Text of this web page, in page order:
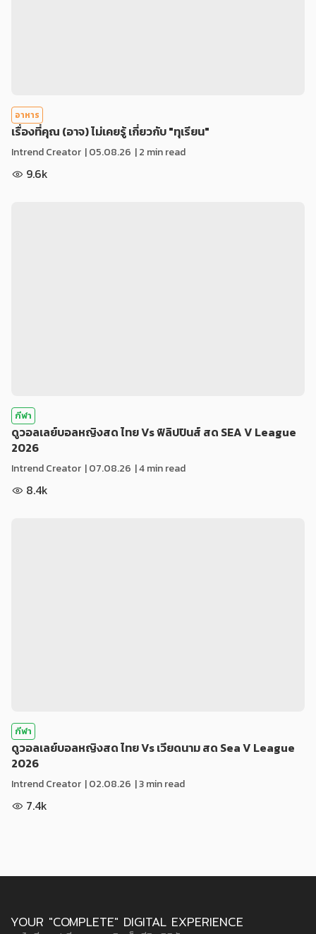
อาหาร
เรื่องที่คุณ (อาจ) ไม่เคยรู้ เกี่ยวกับ "ทุเรียน"
Intrend Creator |05.08.26 | 2 min read
9.6k
กีฬา
ดูวอลเลย์บอลหญิงสด ไทย Vs ฟิลิปปินส์ สด SEA V League
2026
Intrend Creator |07.08.26 | 4 min read
8.4k
กีฬา
ดูวอลเลย์บอลหญิงสด ไทย Vs เวียดนาม สด Sea V League
2026
Intrend Creator |02.08.26 | 3 min read
7.4k
YOUR "COMPLETE" DIGITAL EXPERIENCE